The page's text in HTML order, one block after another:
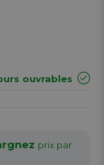
ouvrables
prix par